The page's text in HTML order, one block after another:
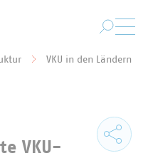
VKU in den Ländern
VKU-